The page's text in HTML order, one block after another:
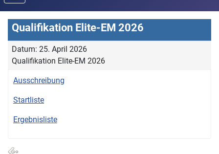
Qualifikation Elite-EM 2026
Datum: 25. April 2026
Qualifikation Elite-EM 2026
Ausschreibung
Startliste
Ergebnisliste